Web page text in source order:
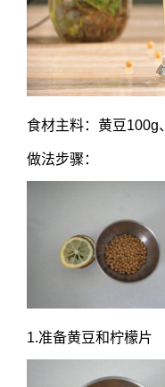
食材主料：黄豆100g
做法步骤：
1.准备黄豆和柠檬片